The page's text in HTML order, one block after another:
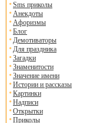
Sms приколы
Анекдоты
Афоризмы
Блог
Демотиваторы
Для праздника
Загадки
Знаменитости
Значение имени
Истории и рассказы
Картинки
Надписи
Открытки
Приколы